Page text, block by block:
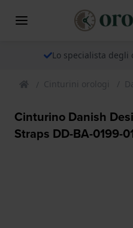
Lo specialista degli
Cinturini orologi
Cinturino Danish
Straps DD-BA-0199-